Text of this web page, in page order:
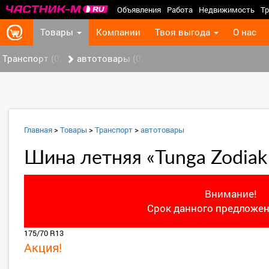
Объявления Работа Недвижимость
Товары Компании Твоя выгода О нас
Транспорт (0) автотовары (0)
Главная>Товары >Транспорт>автотовары
Шина летняя «Tunga
Внимание!
Срок данного
175/70 R13
Акция!